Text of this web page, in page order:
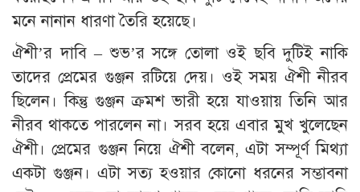
মনে নানান ধারণা তৈরি হয়েছে।
ঐশী’র দাবি – শুভ’র সঙ্গে তোলা ওই ছবি দুটিই নাকি
তাদের প্রেমের গুঞ্জন রটিয়ে দেয়। ওই সময় ঐশী নীরব
ছিলেন। কিন্তু গুঞ্জন ক্রমশ ভারী হয়ে যাওয়ায় তিনি আর
নীরব থাকতে পারলেন না। সরব হয়ে এবার মুখ খুলেছেন
ঐশী। প্রেমের গুঞ্জন নিয়ে ঐশী বলেন, এটা সম্পূর্ণ মিথ্যা
একটা গুঞ্জন। এটা সত্য হওয়ার কোনো ধরনের সম্ভাবনা